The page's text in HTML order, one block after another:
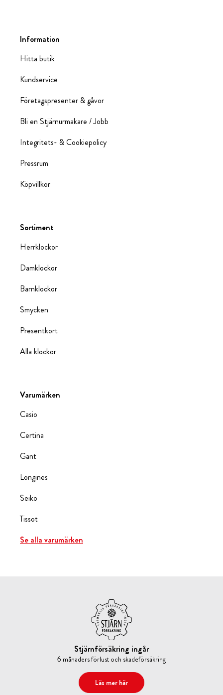
Information
Hitta butik
Kundservice
Företagspresenter & gåvor
Bli en Stjärnurmakare / Jobb
Integritets- & Cookiepolicy
Pressrum
Köpvillkor
Sortiment
Herrklockor
Damklockor
Barnklockor
Smycken
Presentkort
Alla klockor
Varumärken
Casio
Certina
Gant
Longines
Seiko
Tissot
Se alla varumärken
Stjärnförsäkring ingår
6 månaders förlust och skadeförsäkring
Läs mer här